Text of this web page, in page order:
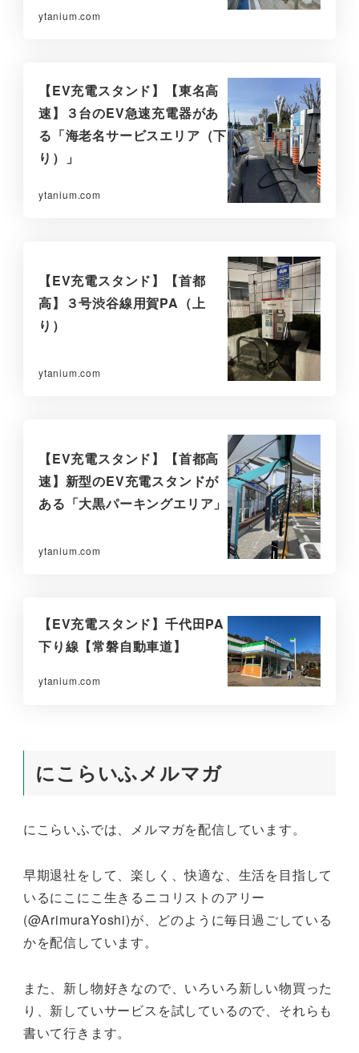
ytanium.com
【EV充電スタンド】【東名高
速】３台のEV急速充電器があ
る「海老名サービスエリア（下
り）」
ytanium.com
【EV充電スタンド】【首都
高】３号渋谷線用賀PA（上
り）
ytanium.com
【EV充電スタンド】【首都高
速】新型のEV充電スタンドが
ある「大黒パーキングエリア」
ytanium.com
【EV充電スタンド】千代田PA
下り線【常磐自動車道】
ytanium.com
にこらいふメルマガ
にこらいふでは、メルマガを配信しています。
早期退社をして、楽しく、快適な、生活を目指して
いるにこにこ生きるニコリストのアリー
(@ArimuraYoshi)が、どのように毎日過ごしている
かを配信しています。
また、新し物好きなので、いろいろ新しい物買った
り、新していサービスを試しているので、それらも
書いて行きます。